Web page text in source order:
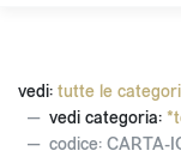
vedi: tutte le
vedi categoria:
codice: CARTA-